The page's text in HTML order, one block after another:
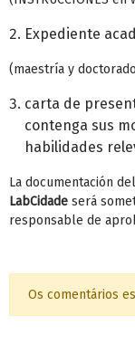
Expediente
(maestría y
carta de
contenga sus
habilidades
La documentación
LabCidade será
responsable de
Os comentários